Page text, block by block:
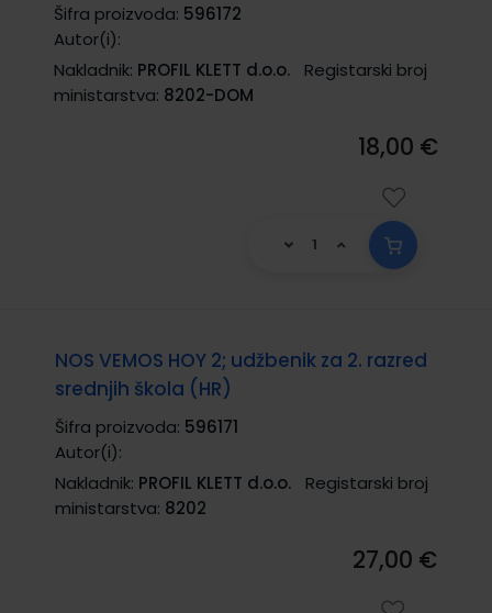
Šifra proizvoda: 596172
Autor(i):
Nakladnik: PROFIL KLETT d.o.o.
Registarski broj
ministarstva: 8202-DOM
18,00 €
NOS VEMOS HOY 2; udžbenik za 2. razred
srednjih škola (HR)
Šifra proizvoda: 596171
Autor(i):
Nakladnik: PROFIL KLETT d.o.o.
Registarski broj
ministarstva: 8202
27,00 €